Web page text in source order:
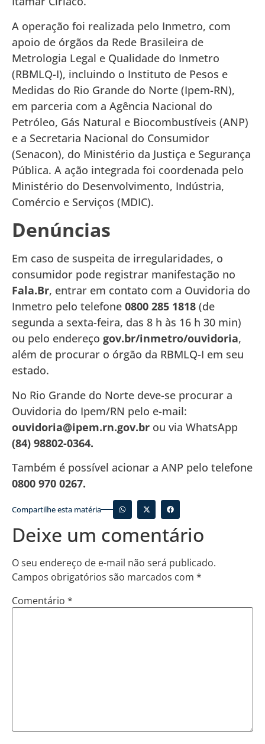
A operação foi realizada pelo Inmetro, com
apoio de órgãos da Rede Brasileira de
Metrologia Legal e Qualidade do Inmetro
(RBMLQ-I), incluindo o Instituto de Pesos e
Medidas do Rio Grande do Norte (Ipem-RN),
em parceria com a Agência Nacional do
Petróleo, Gás Natural e Biocombustíveis (ANP)
e a Secretaria Nacional do Consumidor
(Senacon), do Ministério da Justiça e Segurança
Pública. A ação integrada foi coordenada pelo
Ministério do Desenvolvimento, Indústria,
Comércio e Serviços (MDIC).
Denúncias
Em caso de suspeita de irregularidades, o
consumidor pode registrar manifestação no
Fala.Br, entrar em contato com a Ouvidoria do
Inmetro pelo telefone 0800 285 1818 (de
segunda a sexta-feira, das 8 h às 16 h 30 min)
ou pelo endereço gov.br/inmetro/ouvidoria,
além de procurar o órgão da RBMLQ-I em seu
estado.
No Rio Grande do Norte deve-se procurar a
Ouvidoria do Ipem/RN pelo e-mail:
ouvidoria@ipem.rn.gov.br ou via WhatsApp
(84) 98802-0364.
Também é possível acionar a ANP pelo telefone
0800 970 0267.
Compartilhe esta matéria
Deixe um comentário
O seu endereço de e-mail não será publicado.
Campos obrigatórios são marcados com *
Comentário *